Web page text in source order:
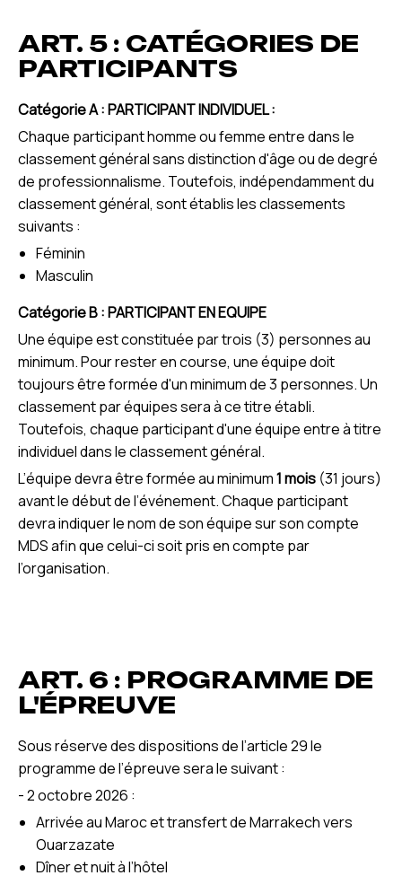
ART. 5 : CATÉGORIES DE
PARTICIPANTS
Catégorie A : PARTICIPANT INDIVIDUEL :
Chaque participant homme ou femme entre dans le
classement général sans distinction d'âge ou de degré
de professionnalisme. Toutefois, indépendamment du
classement général, sont établis les classements
suivants :
Féminin
Masculin
Catégorie B : PARTICIPANT EN EQUIPE
Une équipe est constituée par trois (3) personnes au
minimum. Pour rester en course, une équipe doit
toujours être formée d'un minimum de 3 personnes. Un
classement par équipes sera à ce titre établi.
Toutefois, chaque participant d'une équipe entre à titre
individuel dans le classement général.
L’équipe devra être formée au minimum1 mois (31 jours)
avant le début de l’événement. Chaque participant
devra indiquer le nom de son équipe sur son compte
MDS afin que celui-ci soit pris en compte par
l’organisation.
ART. 6 : PROGRAMME DE
L'ÉPREUVE
Sous réserve des dispositions de l’article 29 le
programme de l’épreuve sera le suivant :
- 2 octobre 2026 :
Arrivée au Maroc et transfert de Marrakech vers
Ouarzazate
Dîner et nuit à l’hôtel